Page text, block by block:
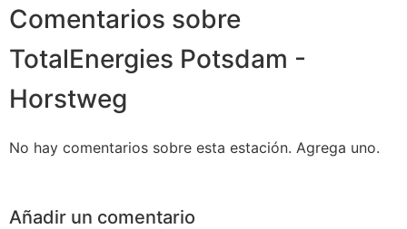
Comentarios sobre
TotalEnergies Potsdam -
Horstweg
No hay comentarios sobre esta estación. Agrega uno.
Añadir un comentario